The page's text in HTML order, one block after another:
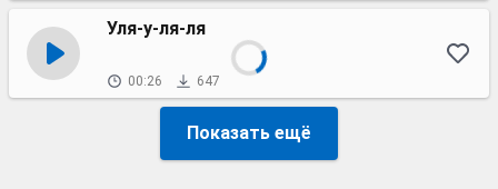
Уля-у-ля-ля
00:26 647
Показать ещё